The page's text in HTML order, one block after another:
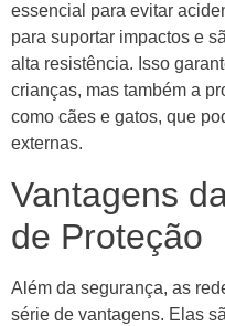
essencial para evitar
para suportar impactos e
alta resistência. Isso
crianças, mas também a
como cães e gatos, que
externas.
Vantagens
de Proteção
Além da segurança, as
série de vantagens. Elas